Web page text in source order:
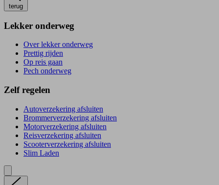
terug
Lekker onderweg
Over lekker onderweg
Prettig rijden
Op reis gaan
Pech onderweg
Zelf regelen
Autoverzekering afsluiten
Brommerverzekering afsluiten
Motorverzekering afsluiten
Reisverzekering afsluiten
Scooterverzekering afsluiten
Slim Laden